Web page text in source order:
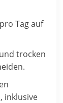
Tag auf
trocken
inklusive